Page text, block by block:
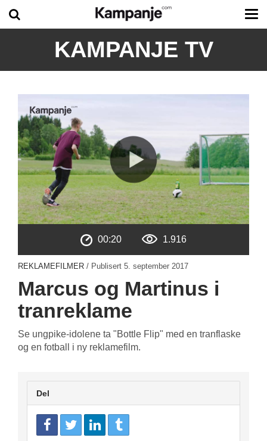
KAMPANJE TV
00:20 1.916
REKLAMEFILMER / Publisert 5. september 2017
Marcus og Martinus i
tranreklame
Se ungpike-idolene ta "Bottle Flip" med en tranflaske
og en fotball i ny reklamefilm.
Del